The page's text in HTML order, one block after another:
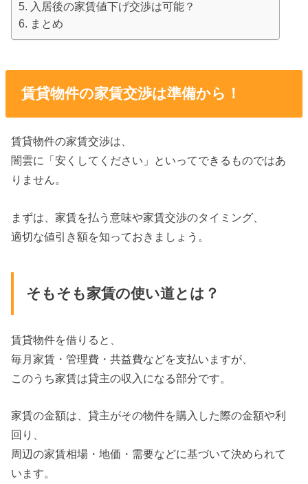
入居後の家賃値下げ交渉は可能？
まとめ
賃貸物件の家賃交渉は準備から！
賃貸物件の家賃交渉は、
闇雲に「安くしてください」といってできるものではあ
りません。
まずは、家賃を払う意味や家賃交渉のタイミング、
適切な値引き額を知っておきましょう。
そもそも家賃の使い道とは？
賃貸物件を借りると、
毎月家賃・管理費・共益費などを支払いますが、
このうち家賃は貸主の収入になる部分です。
家賃の金額は、貸主がその物件を購入した際の金額や利
回り、
周辺の家賃相場・地価・需要などに基づいて決められて
います。